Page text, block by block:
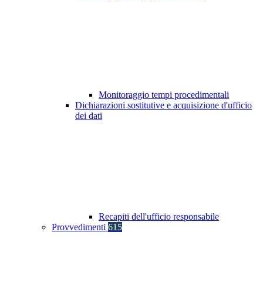
Monitoraggio tempi procedimentali
Dichiarazioni sostitutive e acquisizione d'ufficio
dei dati
Recapiti dell'ufficio responsabile
Provvedimenti 615